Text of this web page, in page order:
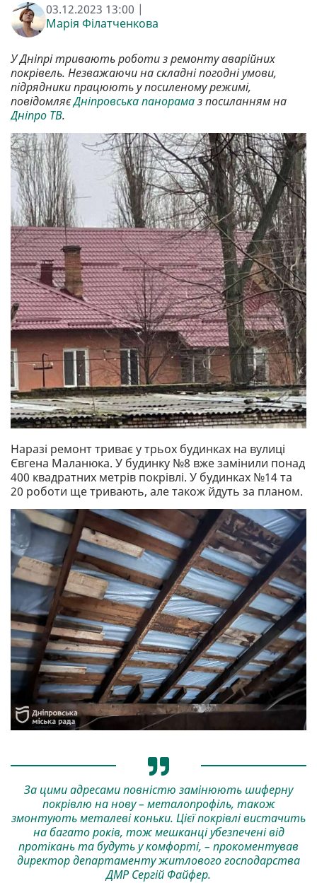
03.12.2023 13:00 |
Марія Філатченкова
У Дніпрі тривають роботи з ремонту аварійних
покрівель. Незважаючи на складні погодні умови,
підрядники працюють у посиленому режимі,
повідомляєДніпровська панорамаз посиланням на
Дніпро ТВ.
Наразі ремонт триває у трьох будинках на вулиці
Євгена Маланюка. У будинку №8 вже замінили понад
400 квадратних метрів покрівлі. У будинках №14 та
20 роботи ще тривають, але також йдуть за планом.
За цими адресами повністю замінюють шиферну
покрівлю на нову – металопрофіль, також
змонтують металеві коньки. Цієї покрівлі вистачить
на багато років, тож мешканці убезпечені від
протікань та будуть у комфорті, – прокоментував
директор департаменту житлового господарства
ДМР Сергій Файфер.